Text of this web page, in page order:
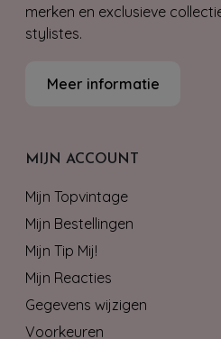
merken en exclusieve
stylistes.
Meer informatie
MIJN ACCOUNT
Mijn Topvintage
Mijn Bestellingen
Mijn Tip Mij!
Mijn Reacties
Gegevens wijzigen
Voorkeuren